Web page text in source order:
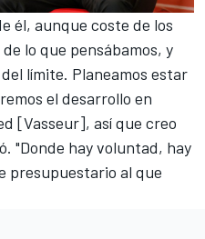
él, aunque coste de los
lo que pensábamos, y
límite. Planeamos estar
el desarrollo en
[Vasseur], así que creo
"Donde hay voluntad, hay
presupuestario al que